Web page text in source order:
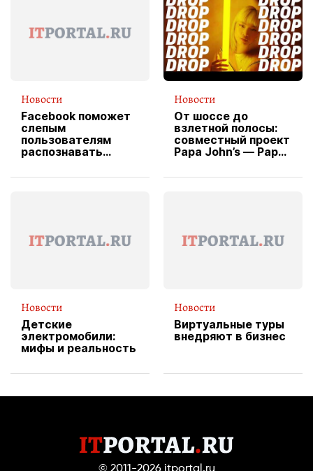
Новости
Facebook поможет
слепым
пользователям
распознавать
Новости
От шоссе до
взлетной полосы:
совместный проект
Papa John’s — Papa
вводит
Новости
Детские
электромобили:
мифы и реальность
Новости
Виртуальные туры
внедряют в бизнес
© 2011-2026 itportal.ru